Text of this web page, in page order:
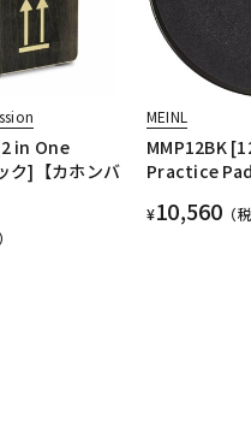
in One
ク]【カホンバ
MEINL
MMP12BK
Practice
¥10,560 （